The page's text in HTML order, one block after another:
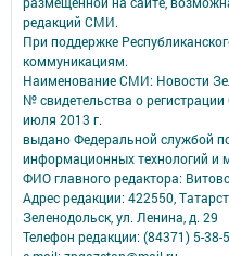
редакций СМИ.
При поддержке
коммуникациям.
Наименование СМИ: Новости
№ свидетельства о
июля 2013 г.
выдано Федеральной службой
информационных технологий и
ФИО главного редактора:
Адрес редакции: 422550,
Зеленодольск, ул. Ленина, д. 29
Телефон редакции: (84371) 5-38-